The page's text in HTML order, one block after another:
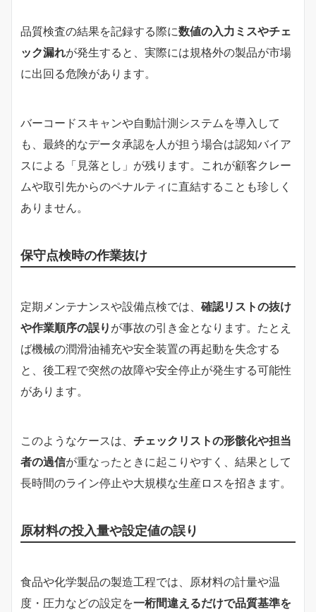
品質検査の結果を記録する際に数値の入力ミスやチェ
ック漏れが発生すると、実際には規格外の製品が市場
に出回る危険があります。
バーコードスキャンや自動計測システムを導入して
も、最終的なデータ承認を人が担う場合は認知バイア
スによる「見落とし」が残ります。これが顧客クレー
ムや取引先からのペナルティに直結することも珍しく
ありません。
保守点検時の作業抜け
定期メンテナンスや設備点検では、 確認リストの抜け
や作業順序の誤り が事故の引き金となります。たとえ
ば機械の潤滑油補充や安全装置の再起動を失念する
と、後工程で突然の故障や安全停止が発生する可能性
があります。
このようなケースは、 チェックリストの形骸化や担当
者の過信が重なったときに起こりやすく、結果として
長時間のライン停止や大規模な生産ロスを招きます。
原材料の投入量や設定値の誤り
食品や化学製品の製造工程では、原材料の計量や温
度・圧力などの設定を一桁間違えるだけで品質基準を